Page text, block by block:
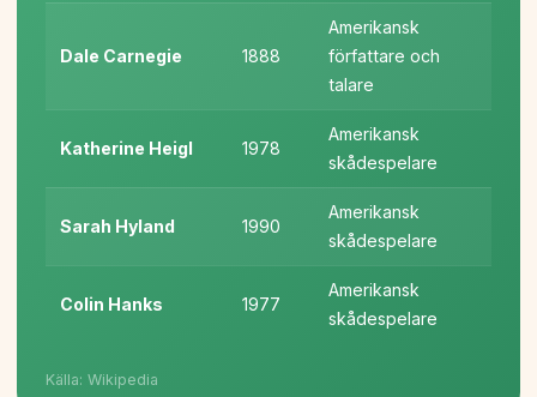
Dale Carnegie 1888
Amerikansk
författare och
talare
Katherine Heigl 1978
Amerikansk
skådespelare
Sarah Hyland 1990
Amerikansk
skådespelare
Colin Hanks 1977
Amerikansk
skådespelare
Källa: Wikipedia